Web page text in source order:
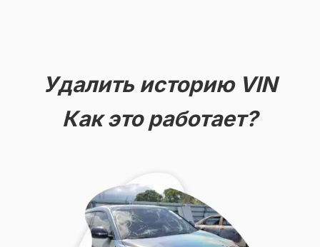
Удалить историю VIN
Как это работает?